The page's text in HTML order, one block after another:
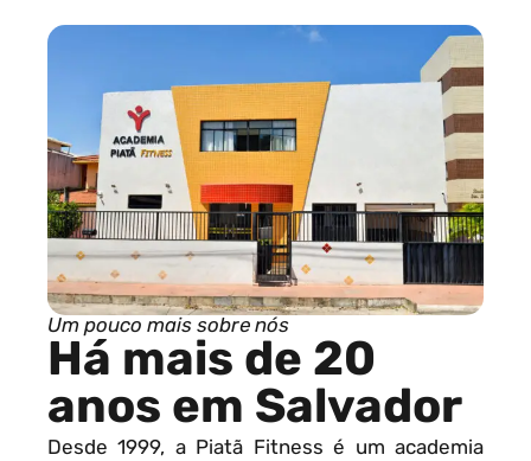
Um pouco mais sobre nós
Há mais de 20
anos em Salvador
Desde 1999, a Piatã Fitness é um academia